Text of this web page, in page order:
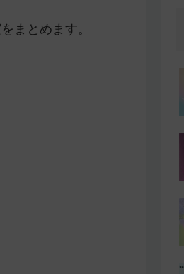
まとめます。